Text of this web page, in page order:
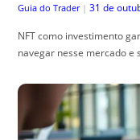
Guia do Trader | 31 de
NFT como investimento
navegar nesse mercado e